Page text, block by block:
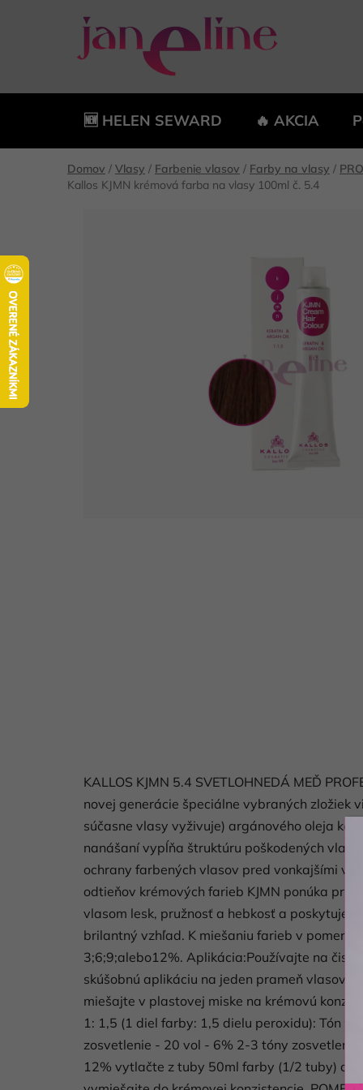
🆕 HELEN SEWARD 🔥 AKCIA
Domov / Vlasy / Farbenie vlasov / Farby na vlasy /
Kallos KJMN krémová farba na vlasy 100ml č. 5.4
KALLOS KJMN 5.4 SVETLOHNEDÁ MEĎ
novej generácie špeciálne vybraných zložiek
súčasne vlasy vyživuje) argánového oleja
nanášaní vypĺňa štruktúru poškodených
ochrany farbených vlasov pred vonkajšími
odtieňov krémových farieb KJMN ponúka
vlasom lesk, pružnosť a hebkosť a poskytuje
brilantný vzhľad. K miešaniu farieb v
3;6;9;alebo12%. Aplikácia:Používajte na
skúšobnú aplikáciu na jeden prameň vlasov,
miešajte v plastovej miske na krémovú
1: 1,5 (1 diel farby: 1,5 dielu peroxidu): Tón
zosvetlenie - 20 vol - 6% 2-3 tóny
12% vytlačte z tuby 50ml farby (1/2 tuby)